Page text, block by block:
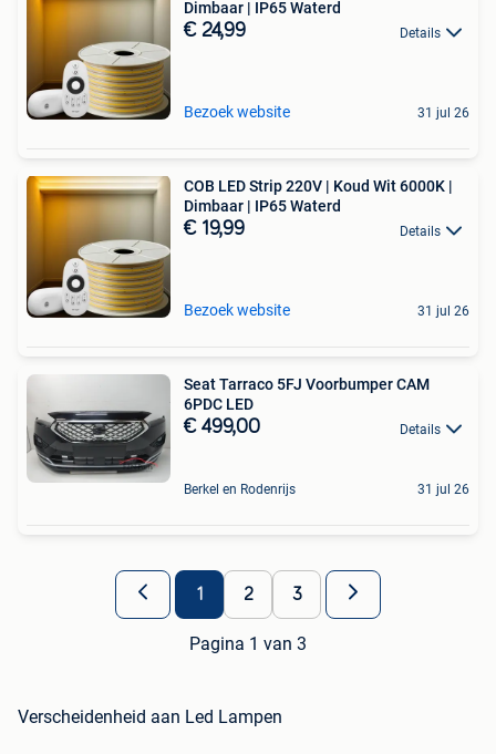
Dimbaar | IP65 Waterd
€ 24,99 Details
Bezoek website 31 jul 26
COB LED Strip 220V | Koud Wit 6000K |
Dimbaar | IP65 Waterd
€ 19,99 Details
Bezoek website 31 jul 26
Seat Tarraco 5FJ Voorbumper CAM
6PDC LED
€ 499,00 Details
Berkel en Rodenrijs 31 jul 26
1 2 3
Pagina 1 van 3
Verscheidenheid aan Led Lampen